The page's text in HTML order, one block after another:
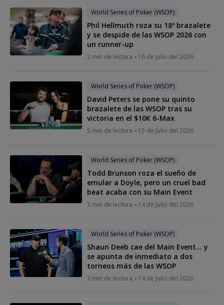
World Series of Poker (WSOP)
Phil Hellmuth roza su 18º brazalete
y se despide de las WSOP 2026 con
un runner-up
2 min de lectura 16 de Julio del 2026
World Series of Poker (WSOP)
David Peters se pone su quinto
brazalete de las WSOP tras su
victoria en el $10K 6-Max
5 min de lectura 15 de Julio del 2026
World Series of Poker (WSOP)
Todd Brunson roza el sueño de
emular a Doyle, pero un cruel bad
beat acaba con su Main Event
3 min de lectura 14 de Julio del 2026
World Series of Poker (WSOP)
Shaun Deeb cae del Main Event… y
se apunta de inmediato a dos
torneos más de las WSOP
3 min de lectura 14 de Julio del 2026